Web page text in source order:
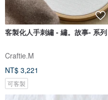
客製化人手刺繡 - 繡。故事- 系列
Craftie.M
NT$ 3,221
可客製